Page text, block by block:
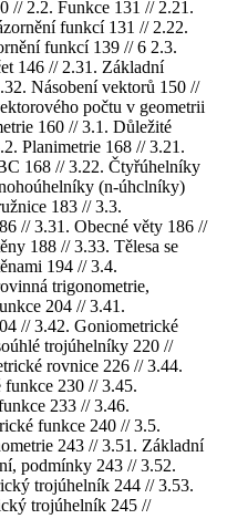
// 2.2. Funkce 131 // 2.21.
funkcí 131 // 2.22.
funkcí 139 // 6 2.3.
146 // 2.31. Základní
Násobení vektorů 150 //
počtu v geometrii
160 // 3.1. Důležité
Planimetrie 168 // 3.21.
168 // 3.22. Čtyřúhelníky
(n-úhclníky)
183 // 3.3.
// 3.31. Obecné věty 186 //
188 // 3.33. Tělesa se
194 // 3.4.
trigonometrie,
204 // 3.41.
// 3.42. Goniometrické
trojúhelníky 220 //
rovnice 226 // 3.44.
230 // 3.45.
233 // 3.46.
funkce 240 // 3.5.
243 // 3.51. Základní
podmínky 243 // 3.52.
trojúhelník 244 // 3.53.
trojúhelník 245 //